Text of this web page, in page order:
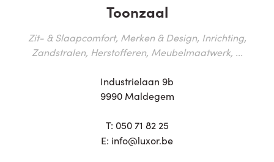
Toonzaal
Zit- & Slaapcomfort, Merken & Design, Inrichting,
Zandstralen, Herstofferen, Meubelmaatwerk, ...
Industrielaan 9b
9990 Maldegem
T: 050 71 82 25
E: info@luxor.be